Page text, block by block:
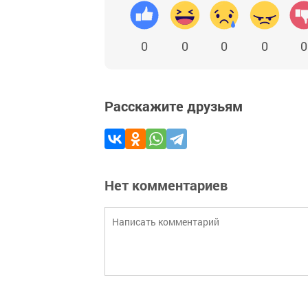
0 0 0 0 0
Расскажите друзьям
Нет комментариев